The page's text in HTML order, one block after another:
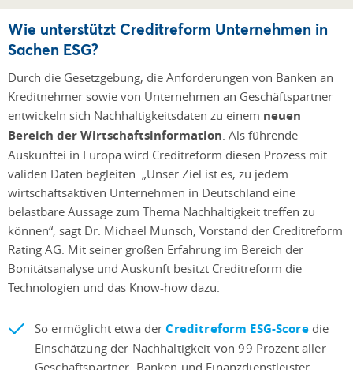
Wie unterstützt Creditreform Unternehmen in
Sachen ESG?
Durch die Gesetzgebung, die Anforderungen von Banken an
Kreditnehmer sowie von Unternehmen an Geschäftspartner
entwickeln sich Nachhaltigkeitsdaten zu einem neuen
Bereich der Wirtschaftsinformation . Als führende
Auskunftei in Europa wird Creditreform diesen Prozess mit
validen Daten begleiten. „Unser Ziel ist es, zu jedem
wirtschaftsaktiven Unternehmen in Deutschland eine
belastbare Aussage zum Thema Nachhaltigkeit treffen zu
können“, sagt Dr. Michael Munsch, Vorstand der Creditreform
Rating AG. Mit seiner großen Erfahrung im Bereich der
Bonitätsanalyse und Auskunft besitzt Creditreform die
Technologien und das Know-how dazu.
So ermöglicht etwa derCreditreform ESG-Scoredie
Einschätzung der Nachhaltigkeit von 99 Prozent aller
Geschäftspartner. Banken und Finanzdienstleister